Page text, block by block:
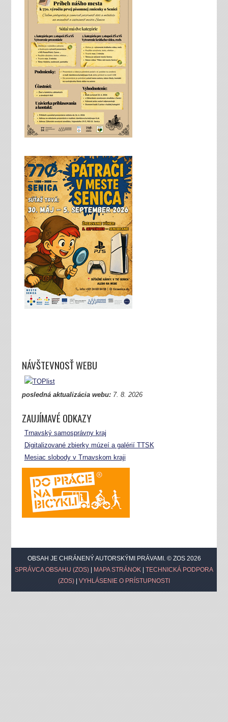
NÁVŠTEVNOSŤ WEBU
posledná aktualizácia webu:7. 8. 2026
ZAUJÍMAVÉ ODKAZY
Trnavský samosprávny kraj
Digitalizované zbierky múzeí a galérií TTSK
Mesiac slobody v Trnavskom kraji
OBSAH JE CHRÁNENÝ AUTORSKÝMI PRÁVAMI. © ZOS 2026
SPRÁVCA OBSAHU (ZOS)
MAPA STRÁNOK
TECHNICKÁ PODPORA
(ZOS)
VYHLÁSENIE O PRÍSTUPNOSTI